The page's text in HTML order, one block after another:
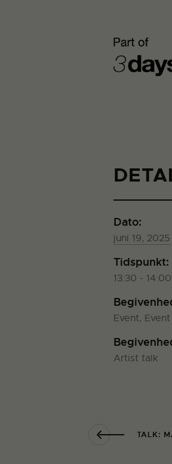
Dato:
juni 19, 2025
Tidspunkt:
13:30 - 14:00
Event, Event
Artist talk
TALK: